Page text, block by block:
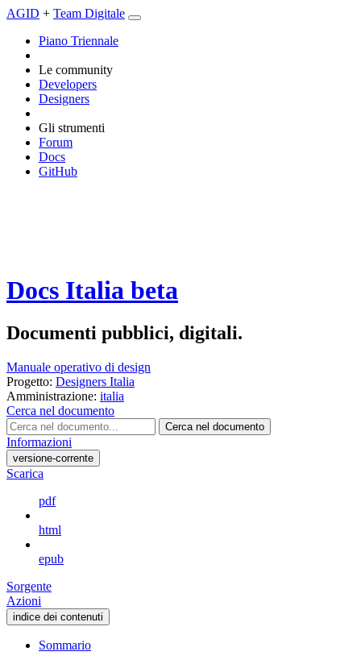
AGID + Team Digitale
Piano Triennale
Le community
Developers
Designers
Gli strumenti
Forum
Docs
GitHub
Docs Italia beta
Documenti pubblici, digitali.
Manuale operativo di design
Progetto: Designers Italia
Amministrazione: italia
Cerca nel documento
Cerca nel documento
Informazioni
versione-corrente
Scarica
pdf
html
epub
Sorgente
Azioni
indice dei contenuti
Sommario